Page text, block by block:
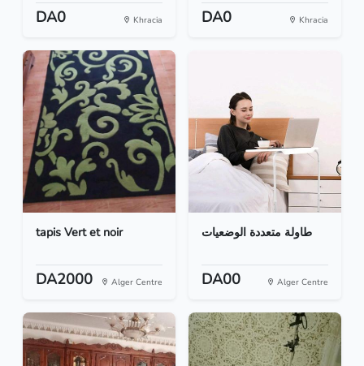
DA0 Khracia DA0 Khracia
tapis Vert et noir
DA2000 Alger Centre
طاولة متعددة الوضعيات
DA00 Alger Centre